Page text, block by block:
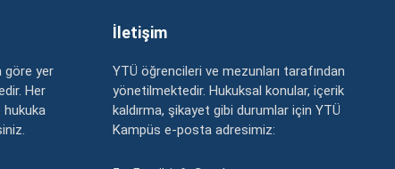
göre yer
Her
hukuka
İletişim
YTÜ öğrencileri ve mezunları tarafından
yönetilmektedir. Hukuksal konular, içerik
kaldırma, şikayet gibi durumlar için YTÜ
Kampüs e-posta adresimiz: